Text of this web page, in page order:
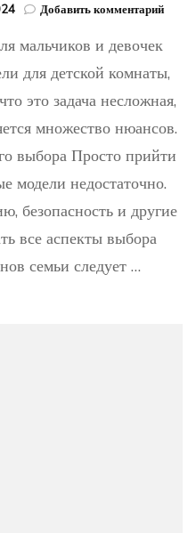
Добавить комментарийк
и
125
фото
мальчиков и девочек
для детской комнаты,
это задача несложная,
множество нюансов.
выбора Просто прийти
модели недостаточно.
безопасность и другие
все аспекты выбора
семьи следует …